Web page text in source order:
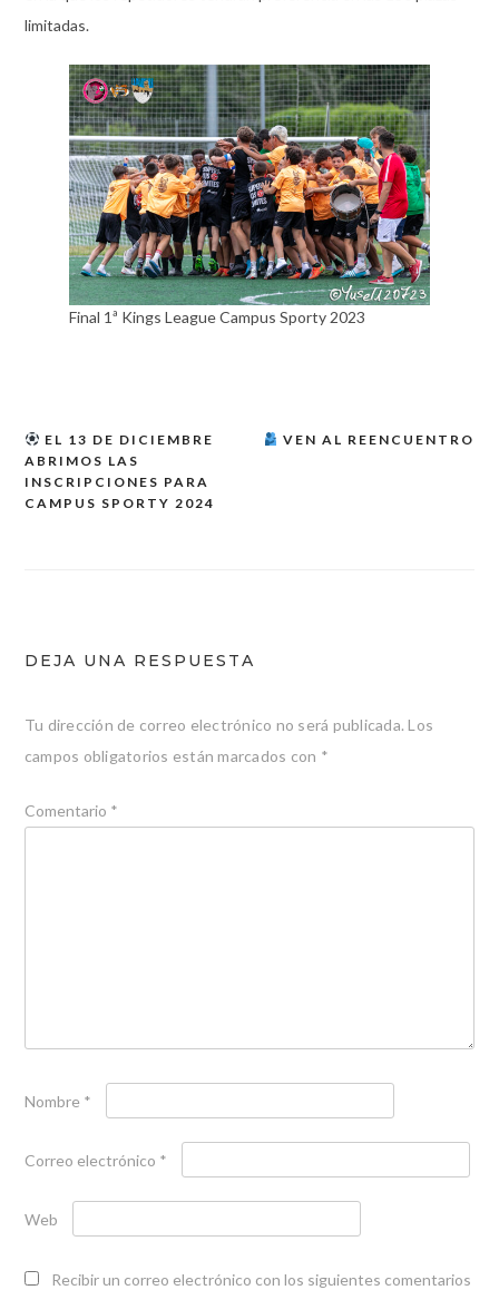
limitadas.
Final 1ª Kings League Campus Sporty 2023
Navegación
de
VEN AL REENCUENTRO
EL 13 DE DICIEMBRE
ABRIMOS LAS
INSCRIPCIONES PARA
CAMPUS SPORTY 2024
DEJA UNA RESPUESTA
Tu dirección de correo electrónico no será publicada. Los
campos obligatorios están marcados con *
Comentario *
Nombre *
Correo electrónico *
Web
Recibir un correo electrónico con los siguientes comentarios